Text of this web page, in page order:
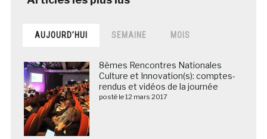
AUJOURD’HUI SEMAINE MOIS
8èmes Rencontres Nationales
Culture et Innovation(s): comptes-
rendus et vidéos de la journée
posté le 12 mars 2017